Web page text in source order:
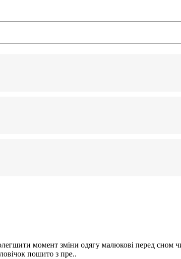
момент зміни одягу малюкові перед сном
пошито з пре..